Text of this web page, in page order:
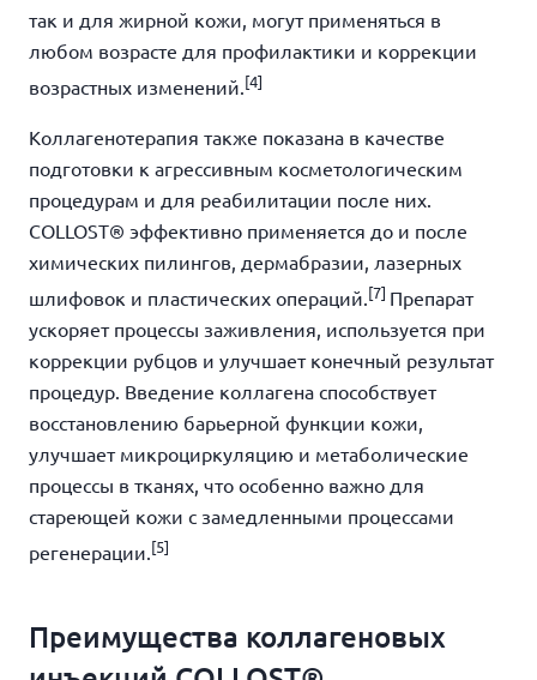
так и для жирной кожи, могут применяться в
любом возрасте для профилактики и коррекции
возрастных изменений.[4]
Коллагенотерапия также показана в качестве
подготовки к агрессивным косметологическим
процедурам и для реабилитации после них.
COLLOST® эффективно применяется до и после
химических пилингов, дермабразии, лазерных
шлифовок и пластических операций. [7] Препарат
ускоряет процессы заживления, используется при
коррекции рубцов и улучшает конечный результат
процедур. Введение коллагена способствует
восстановлению барьерной функции кожи,
улучшает микроциркуляцию и метаболические
процессы в тканях, что особенно важно для
стареющей кожи с замедленными процессами
регенерации. [5]
Преимущества коллагеновых